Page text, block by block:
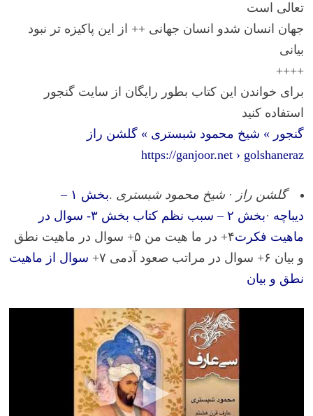
تعالی است
جهان انسان شدو انسان جهانی ++ از این پاکیزه تر نبود
بیانی
++++
برای خواندن این کتاب بطور رایگان از سایت گنجور
استفاده کنید
گنجور » شیخ محمود شبستری » گلشن راز
https://ganjoor.net › golshaneraz
گلشن راز · شیخ محمود شبستری .‎
بخش ۱ –
دیباچه ·‎بخش ۲ – سبب نظم کتاب
بخش ۳- سوال در
ماهیت فکرت
۴+ در ما هیت من ۵+ سوال در ماهیت نطق
و بیان ۶+ سوال در مراتب صعود آدمی ۷+
سوال از ماهیت
نطق و بیان